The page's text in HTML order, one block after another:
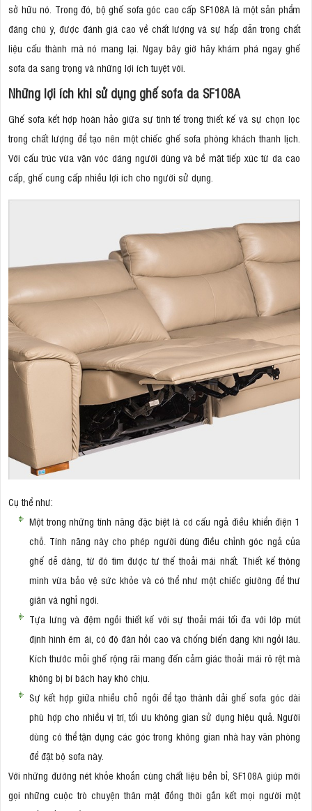
sở hữu nó. Trong đó, bộ ghế sofa góc cao cấp SF108A là một sản phẩm
đáng chú ý, được đánh giá cao về chất lượng và sự hấp dẫn trong chất
liệu cấu thành mà nó mang lại. Ngay bây giờ hãy khám phá ngay ghế
sofa da sang trọng và những lợi ích tuyệt vời.
Những lợi ích khi sử dụng ghế sofa da SF108A
Ghế sofa kết hợp hoàn hảo giữa sự tinh tế trong thiết kế và sự chọn lọc
trong chất lượng để tạo nên một chiếc ghế sofa phòng khách thanh lịch.
Với cấu trúc vừa vặn vóc dáng người dùng và bề mặt tiếp xúc từ da cao
cấp, ghế cung cấp nhiều lợi ích cho người sử dụng.
Cụ thể như:
Một trong những tính năng đặc biệt là cơ cấu ngả điều khiển điện 1
chỗ. Tính năng này cho phép người dùng điều chỉnh góc ngả của
ghế dễ dàng, từ đó tìm được tư thế thoải mái nhất. Thiết kế thông
minh vừa bảo vệ sức khỏe và có thể như một chiếc giường để thư
giãn và nghỉ ngơi.
Tựa lưng và đệm ngồi thiết kế với sự thoải mái tối đa với lớp mút
định hình êm ái, có độ đàn hồi cao và chống biến dạng khi ngồi lâu.
Kích thước mỗi ghế rộng rãi mang đến cảm giác thoải mái rõ rệt mà
không bị bí bách hay khó chịu.
Sự kết hợp giữa nhiều chỗ ngồi để tạo thành dải ghế sofa góc dài
phù hợp cho nhiều vị trí, tối ưu không gian sử dụng hiệu quả. Người
dùng có thể tận dụng các góc trong không gian nhà hay văn phòng
để đặt bộ sofa này.
Với những đường nét khỏe khoắn cùng chất liệu bền bỉ, SF108A giúp mời
gọi những cuộc trò chuyện thân mật đồng thời gắn kết mọi người một